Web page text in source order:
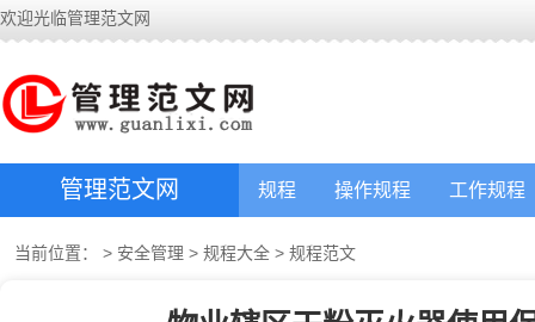
欢迎光临管理范文网
管理范文网 规程 操作规程 工作规程
当前位置： > 安全管理 > 规程大全 > 规程范文